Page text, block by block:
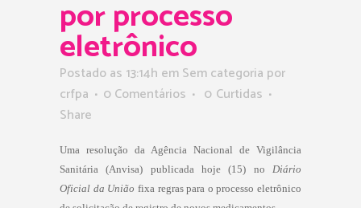
por processo
eletrônico
Postado as 13:14h em Sem categoria por
crfpa
0 Comentários 0 Curtidas
Share
Uma resolução da Agência Nacional de Vigilância
Sanitária (Anvisa) publicada hoje (15) no
Diário
Oficial da União fixa regras para o processo eletrônico